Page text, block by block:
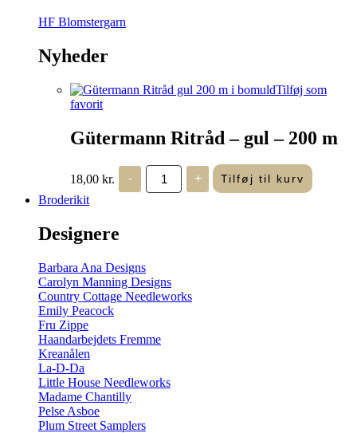
HF Blomstergarn
Nyheder
Tilføj som
favorit
Gütermann Ritråd – gul – 200 m
18,00 kr. -
Gütermann
Ritråd
-
+ Tilføj til kurv
Broderikit
Designere
Barbara Ana Designs
Carolyn Manning Designs
Country Cottage Needleworks
Emily Peacock
Fru Zippe
Haandarbejdets Fremme
Kreanålen
La-D-Da
Little House Needleworks
Madame Chantilly
Pelse Asboe
Plum Street Samplers